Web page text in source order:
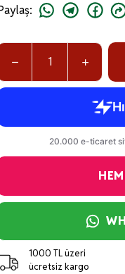
:
1000 TL üzeri
ücretsiz kargo